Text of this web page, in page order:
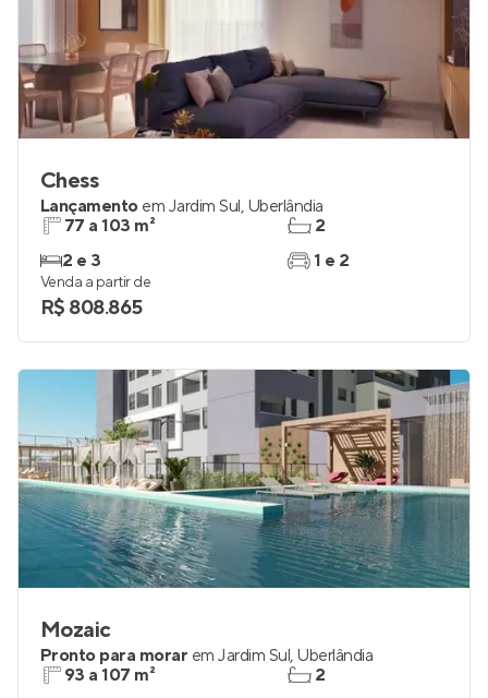
Chess
Lançamento em Jardim Sul, Uberlândia
77 a 103 m²
2 e 3
2
1 e 2
Venda a partir de
R$ 808.865
Mozaic
Pronto para morar em Jardim Sul, Uberlândia
93 a 107 m²
2